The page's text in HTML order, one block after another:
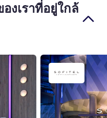
งเราที่อยู่ใกล้